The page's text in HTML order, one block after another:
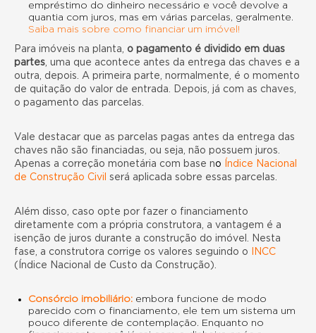
empréstimo do dinheiro necessário e você devolve a
quantia com juros, mas em várias parcelas, geralmente.
Saiba mais sobre como financiar um imóvel!
Para imóveis na planta, o pagamento é dividido em duas
partes, uma que acontece antes da entrega das chaves e a
outra, depois. A primeira parte, normalmente, é o momento
de quitação do valor de entrada. Depois, já com as chaves,
o pagamento das parcelas.
Vale destacar que as parcelas pagas antes da entrega das
chaves não são financiadas, ou seja, não possuem juros.
Apenas a correção monetária com base no
Índice Nacional
de Construção Civil será aplicada sobre essas parcelas.
Além disso, caso opte por fazer o financiamento
diretamente com a própria construtora, a vantagem é a
isenção de juros durante a construção do imóvel. Nesta
fase, a construtora corrige os valores seguindo o INCC
(Índice Nacional de Custo da Construção).
Consórcio imobiliário: embora funcione de modo
parecido com o financiamento, ele tem um sistema um
pouco diferente de contemplação. Enquanto no